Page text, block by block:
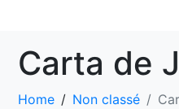
Carta de
Home Non classé